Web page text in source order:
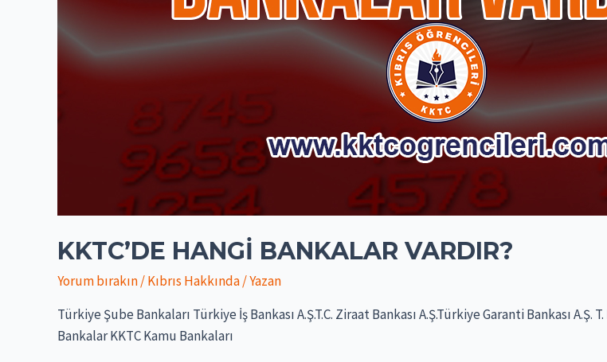
KKTC’DE HANGI BANKALAR VARDIR?
Yorum bırakın/Kıbrıs Hakkında/ Yazan
Türkiye Şube Bankaları Türkiye İş Bankası A.Ş.T.C. Ziraat Bankası A.Ş.Türkiye Garanti Bankası
Bankalar KKTC Kamu Bankaları